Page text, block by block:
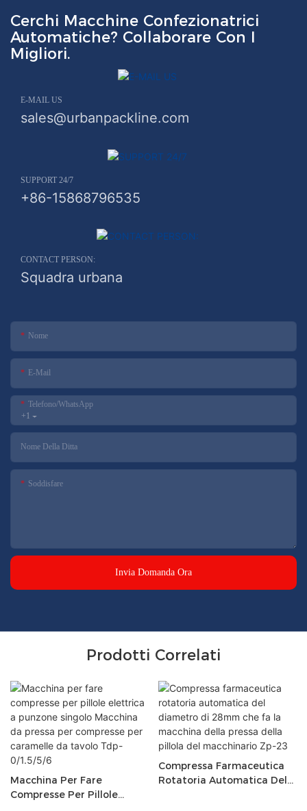
Cerchi Macchine Confezionatrici
Automatiche? Collaborare Con I
Migliori.
E-MAIL US
sales@urbanpackline.com
SUPPORT 24/7
+86-15868796535
CONTACT PERSON:
Squadra urbana
Nome
E-Mail
+1
Telefono/WhatsApp
Nome Della Ditta
Soddisfare
Invia Domanda Ora
Prodotti Correlati
Macchina Per Fare
Compresse Per Pillole
Compressa Farmaceutica
Rotatoria Automatica Del